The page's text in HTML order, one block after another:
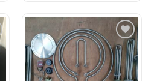
Add to
Wishlist